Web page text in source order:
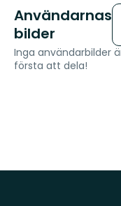
Användarnas
bilder
Inga användarbilder
första att dela!